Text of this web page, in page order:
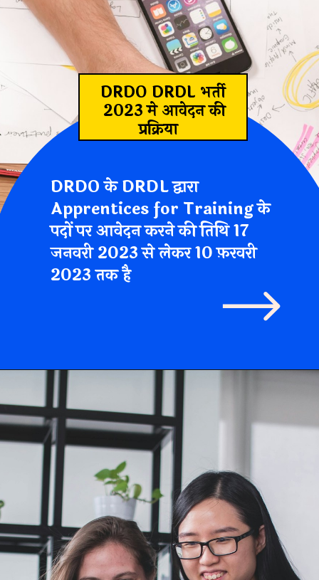
DRDO DRDL भर्ती
2023 मे आवेदन की
प्रक्रिया
DRDO के DRDL द्वारा
Apprentices for Training के
पदों पर आवेदन करने की तिथि 17
जनवरी 2023 से लेकर 10 फ़रवरी
2023 तक है